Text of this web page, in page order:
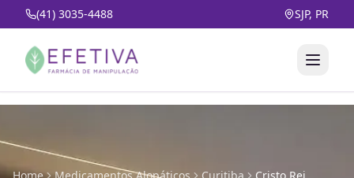
(41) 3035-4488 SJP, PR